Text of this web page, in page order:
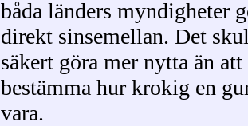
båda länders myndigheter
direkt sinsemellan. Det
säkert göra mer nytta än att
bestämma hur krokig en
vara.